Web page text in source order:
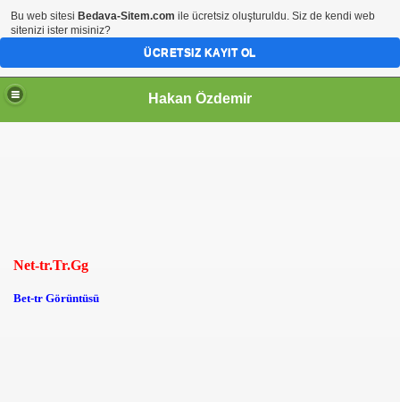
Hakan Özdemir
Net-tr.Tr.Gg
Bet-tr Görüntüsü
Bu web sitesi Bedava-Sitem.com ile ücretsiz oluşturuldu. Siz de kendi web
sitenizi ister misiniz?
ÜCRETSIZ KAYIT OL